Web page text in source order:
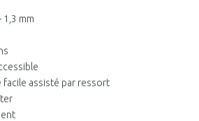
1,3 mm
facile assisté par ressort